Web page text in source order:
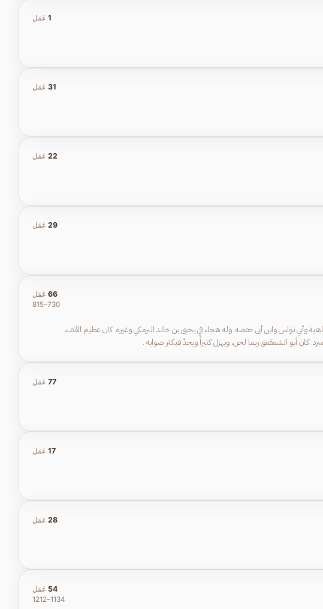
1 عَمَل
31 عَمَل
22 عَمَل
29 عَمَل
وأبي نواس وابن أبى حفصة. وله هجاء في يحيى بن خالد البرمكي وغيره. كان عظيم الأنف،
كان أبو الشمقمق ربما لحن، ويهزل كثيراً ويجدّ فيكثر صوابه .
66 عَمَل
730–815
77 عَمَل
17 عَمَل
28 عَمَل
54 عَمَل
1134–1212